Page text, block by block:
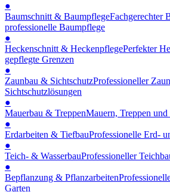
●
Baumschnitt & BaumpflegeFachgerechter
professionelle Baumpflege
●
Heckenschnitt & HeckenpflegePerfekter
gepflegte Grenzen
●
Zaunbau & SichtschutzProfessioneller
Sichtschutzlösungen
●
Mauerbau & TreppenMauern, Treppen
●
Erdarbeiten & TiefbauProfessionelle Erd-
●
Teich- & WasserbauProfessioneller
●
Bepflanzung & Pflanzarbeiten
Garten